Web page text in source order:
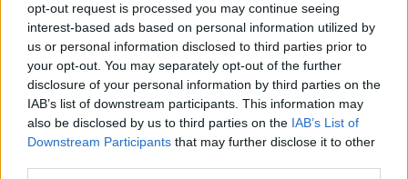
opt-out request is processed you may continue seeing
interest-based ads based on personal information utilized by
us or personal information disclosed to third parties prior to
your opt-out. You may separately opt-out of the further
disclosure of your personal information by third parties on the
IAB’s list of downstream participants. This information may
also be disclosed by us to third parties on the IAB’s List of
Downstream Participants that may further disclose it to other